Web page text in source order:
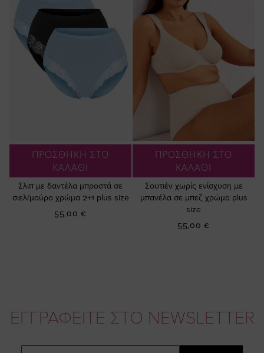
ΠΡΟΣΘΗΚΗ ΣΤΟ
ΚΑΛΑΘΙ
Σλιπ με δαντέλα μπροστά σε
σιελ/μαύρο χρώμα 2+1 plus size
55,00 €
ΠΡΟΣΘΗΚΗ ΣΤΟ
ΚΑΛΑΘΙ
Σουτιέν χωρίς ενίσχυση με
μπανέλα σε μπεζ χρώμα plus
size
55,00 €
ΕΓΓΡΑΦΕΙΤΕ ΣΤΟ NEWSLETTER